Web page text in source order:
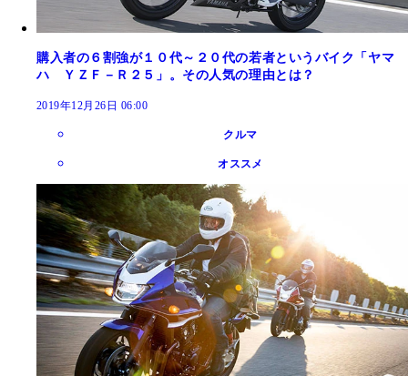
購入者の６割強が１０代～２０代の若者というバイク「ヤマ
ハ ＹＺＦ－Ｒ２５」。その人気の理由とは？
2019年12月26日 06:00
クルマ
オススメ